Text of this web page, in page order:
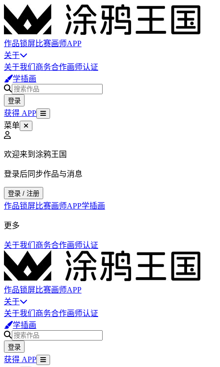
作品锁屏比赛画师APP
关于
关于我们 商务合作画师认证
学插画
登录
获得 APP
菜单
欢迎来到涂鸦王国
登录后同步作品与消息
登录 / 注册
作品锁屏比赛画师APP学插画
更多
关于我们 商务合作画师认证
作品锁屏比赛画师APP
关于
关于我们 商务合作画师认证
学插画
登录
获得 APP